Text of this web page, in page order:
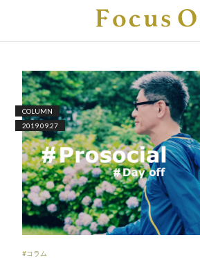
COLUMN
2019.09.27
#コラム